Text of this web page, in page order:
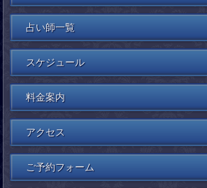
占い師一覧
スケジュール
料金案内
アクセス
ご予約フォーム